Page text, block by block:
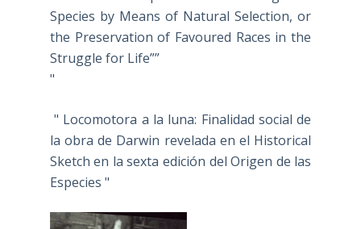
Species by Means of Natural Selection, or
the Preservation of Favoured Races in the
Struggle for Life””
"
" Locomotora a la luna: Finalidad social de
la obra de Darwin revelada en el Historical
Sketch en la sexta edición del Origen de las
Especies "